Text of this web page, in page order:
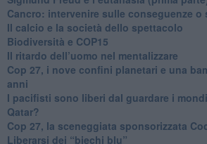
Cancro: intervenire sulle conseguenze o
​Il calcio e la società dello spettacolo
Biodiversità e COP15
​Il ritardo dell’uomo nel mentalizzare
​Cop 27, i nove confini planetari e una
anni
​I pacifisti sono liberi dal guardare i
Qatar?
​Cop 27, la sceneggiata sponsorizzata
​Liberarsi dei “biechi blu”